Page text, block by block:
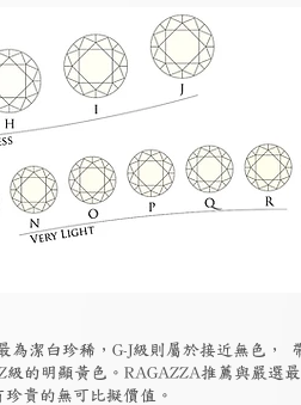
為潔白珍稀，G-J級則屬於接近無色
的明顯黃色。RAGAZZA推薦與嚴選
貴的無可比擬價值。